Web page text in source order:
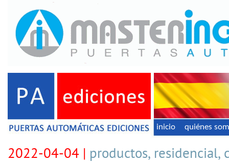
inicio quiénes
2022-04-04 | productos, residencial,